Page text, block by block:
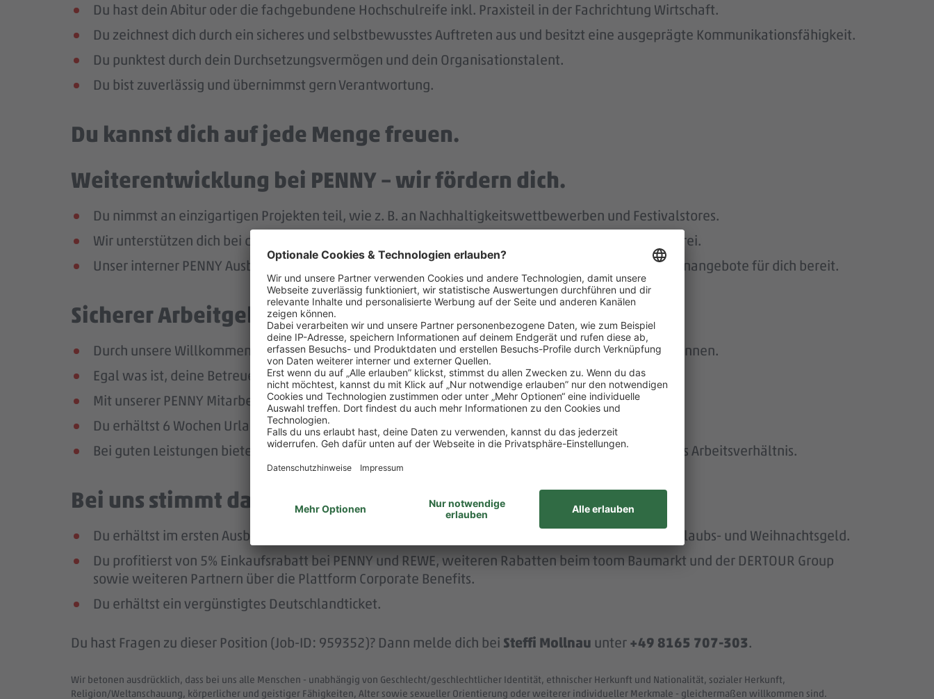
Du hast dein Abitur oder die fachgebundene Hochschulreife inkl. Praxisteil in der Fachrichtung Wirtschaft.
Du zeichnest dich durch ein sicheres und selbstbewusstes Auftreten aus und besitzt eine ausgeprägte Kommunikationsfähigkeit.
Du punktest durch dein Durchsetzungsvermögen und dein Organisationstalent.
Du bist zuverlässig und übernimmst gern Verantwortung.
Du kannst dich auf jede Menge freuen.
Weiterentwicklung bei PENNY – wir fördern dich.
Du nimmst an einzigartigen Projekten teil, wie z. B. an Nachhaltigkeitswettbewerben und Festivalstores.
Wir unterstützen dich bei der Weiterbildung zum Handelsfachwirt (m/w/d) – für dich völlig kostenfrei.
Unser interner PENNY Ausbildungsplan hält Schulungen, Praxistage und Projekte sowie digitale Lernangebote für dich bereit.
Sicherer Arbeitgeber – nachhaltig und menschlich.
Durch unsere Willkommensveranstaltung findest du dich sofort zurecht und lernst andere Azubis kennen.
Egal was ist, deine Betreuer:innen stehen dir während deiner Ausbildung zur Seite.
Mit unserer PENNY Mitarbeitenden-App bist du immer gut informiert und intern vernetzt.
Du erhältst 6 Wochen Urlaub pro Jahr.
Bei guten Leistungen bieten wir dir nach deinem Abiprogramm eine Übernahme in ein unbefristetes Arbeitsverhältnis.
Bei uns stimmt das Gehalt – und noch mehr.
Du erhältst im ersten Ausbildungsjahr 1.420€ zzgl. Urlaubsgeld und im zweiten Jahr 1.540€ zzgl. Urlaubs- und Weihnachtsgeld.
Du profitierst von 5% Einkaufsrabatt bei PENNY und REWE, weiteren Rabatten beim toom Baumarkt und der DERTOUR Group
sowie weiteren Partnern über die Plattform Corporate Benefits.
Du erhältst ein vergünstigtes Deutschlandticket.
Du hast Fragen zu dieser Position (Job-ID: 959352)? Dann melde dich bei Steffi Mollnau unter +49 8165 707-303.
Wir betonen ausdrücklich, dass bei uns alle Menschen - unabhängig von Geschlecht/geschlechtlicher Identität, ethnischer Herkunft und Nationalität, sozialer Herkunft,
Religion/Weltanschauung, körperlicher und geistiger Fähigkeiten, Alter sowie sexueller Orientierung oder weiterer individueller Merkmale - gleichermaßen willkommen sind.